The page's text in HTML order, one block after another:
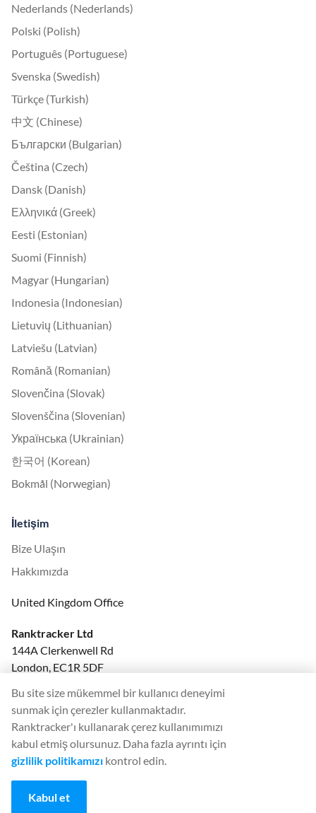
Nederlands (Nederlands)
Polski (Polish)
Português (Portuguese)
Svenska (Swedish)
Türkçe (Turkish)
中文 (Chinese)
Български (Bulgarian)
Čeština (Czech)
Dansk (Danish)
Ελληνικά (Greek)
Eesti (Estonian)
Suomi (Finnish)
Magyar (Hungarian)
Indonesia (Indonesian)
Lietuvių (Lithuanian)
Latviešu (Latvian)
Română (Romanian)
Slovenčina (Slovak)
Slovenščina (Slovenian)
Українська (Ukrainian)
한국어 (Korean)
Bokmål (Norwegian)
İletişim
Bize Ulaşın
Hakkımızda
United Kingdom Office
Ranktracker Ltd
144A Clerkenwell Rd
London, EC1R 5DF
felix@ranktracker.com
2015 -2026 © Ranktracker. All Rights Reserved.
Bu site size mükemmel bir kullanıcı deneyimi
sunmak için çerezler kullanmaktadır.
Ranktracker'ı kullanarak çerez kullanımımızı
kabul etmiş olursunuz. Daha fazla ayrıntı için
gizlilik politikamızı kontrol edin.
Kabul et